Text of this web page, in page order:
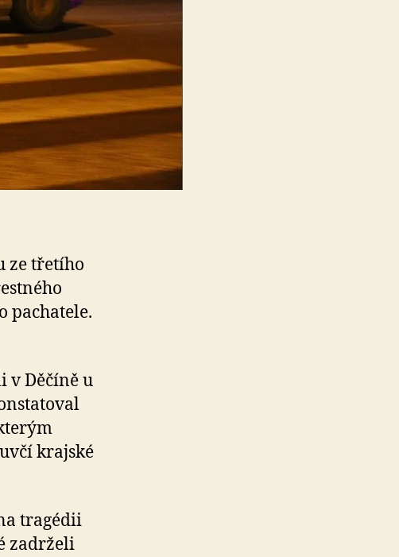
ze třetího
pachatele.
v Děčíně u
krajské
tragédii
zadrželi